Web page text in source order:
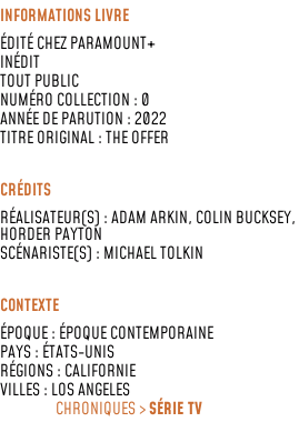
INFORMATIONS LIVRE
ÉDITÉ CHEZPARAMOUNT+
INÉDIT
TOUT PUBLIC
NUMÉRO COLLECTION : 0
ANNÉE DE PARUTION : 2022
TITRE ORIGINAL : THE OFFER
CRÉDITS
RÉALISATEUR(S) :ADAM ARKIN, COLIN BUCKSEY,
HORDER PAYTON
SCÉNARISTE(S) : MICHAEL TOLKIN
CONTEXTE
ÉPOQUE : ÉPOQUE CONTEMPORAINE
PAYS : ÉTATS-UNIS
RÉGIONS : CALIFORNIE
VILLES : LOS ANGELES
CHRONIQUES >SÉRIE TV